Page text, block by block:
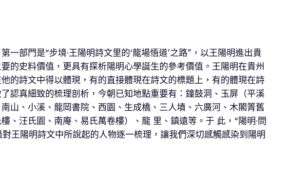
一部門是“步境·王陽明詩文里的‘龍場悟道’之路”，以王陽明進出貴
的史料價值，更具有探析陽明心學誕生的參考價值。王陽明在貴州
的詩文中得以體現，有的直接體現在詩文的標題上，有的體現在詩
認真細致的梳理剖析，今朝已知地點重要有：鐘鼓洞、玉屏（平溪
山、小溪、龍岡書院、西園、生成橋、三人墳、六廣河、木閣箐舊
汪氏園、南庵、易氏萬卷樓）、龍 里、鎮遠等。于 此，“陽明·問
對王陽明詩文中所說起的人物逐一梳理，讓我們深切感觸感染到陽明